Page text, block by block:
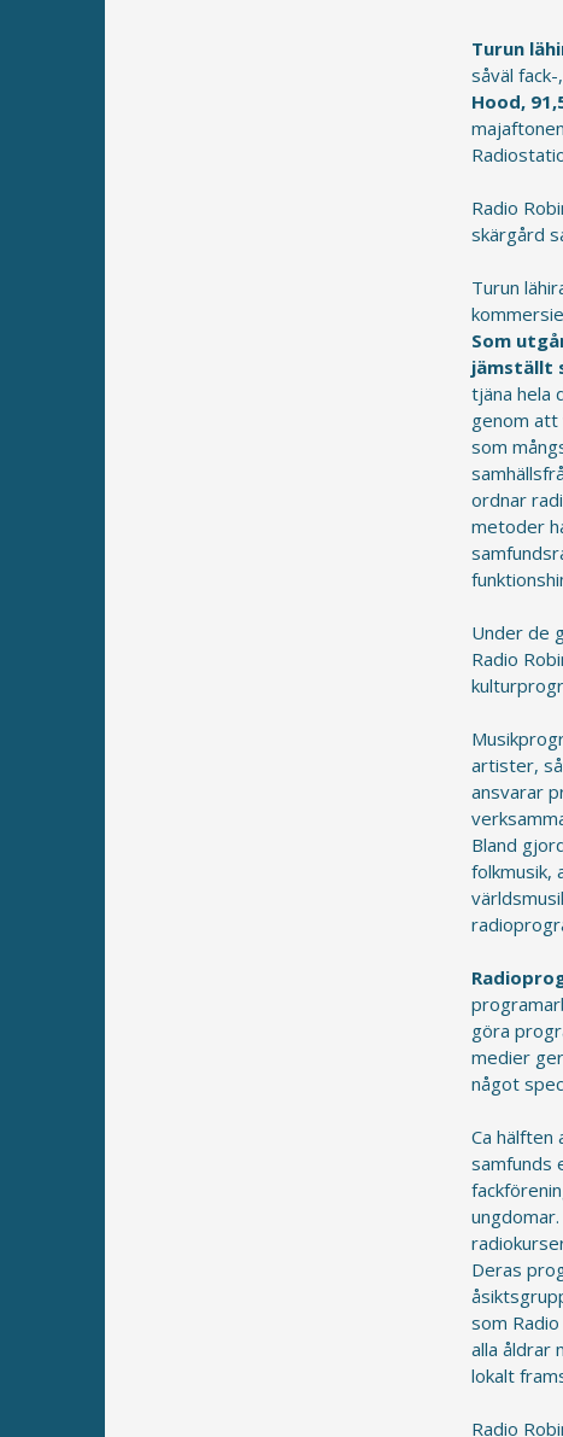
Turun
såväl
Hood,
Radio
skärgård
Turun
Som
jämställt
tjäna hela
genom att
som
ordnar
metoder
Under de
Radio
artister,
ansvarar
Bland
folkmusik,
göra
medier
något
Ca hälften
samfunds
Deras
som
alla åldrar
lokalt
Radio